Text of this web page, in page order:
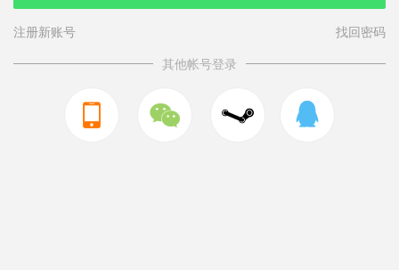
注册新账号
找回密码
其他帐号登录
  